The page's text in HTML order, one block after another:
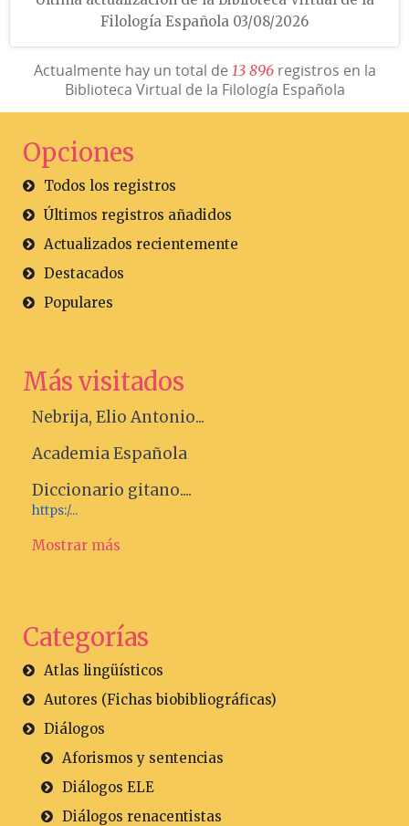
Filología Española 03/08/2026
Actualmente hay un total de 13 896registros en la
Biblioteca Virtual de la Filología Española
Opciones
Todos los registros
Últimos registros añadidos
Actualizados recientemente
Destacados
Populares
Más visitados
Nebrija, Elio Antonio...
Academia Española
Diccionario gitano....
https:/...
Mostrar más
Categorías
Atlas lingüísticos
Autores (Fichas biobibliográficas)
Diálogos
Aforismos y sentencias
Diálogos ELE
Diálogos renacentistas